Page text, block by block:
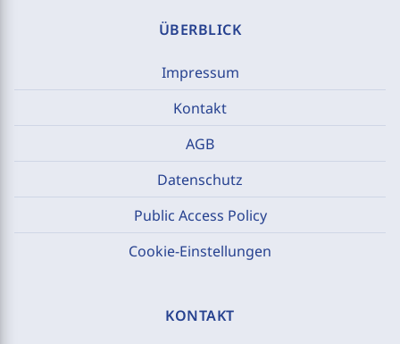
ÜBERBLICK
Impressum
Kontakt
AGB
Datenschutz
Public Access Policy
Cookie-Einstellungen
KONTAKT